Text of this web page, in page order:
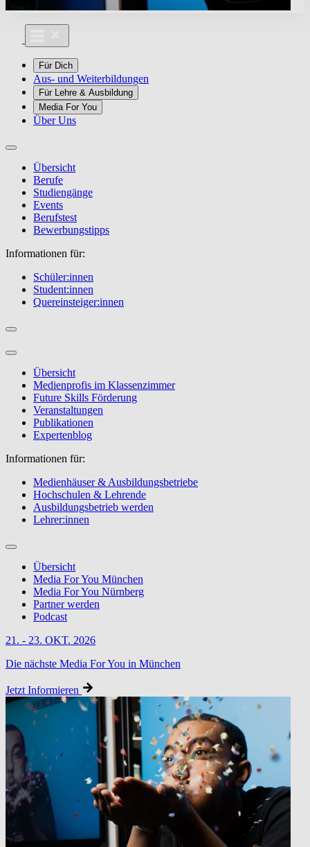
Für Dich
Aus- und Weiterbildungen
Für Lehre & Ausbildung
Media For You
Über Uns
Übersicht
Berufe
Studiengänge
Events
Berufstest
Bewerbungstipps
Informationen für:
Schüler:innen
Student:innen
Quereinsteiger:innen
Übersicht
Medienprofis im Klassenzimmer
Future Skills Förderung
Veranstaltungen
Publikationen
Expertenblog
Informationen für:
Medienhäuser & Ausbildungsbetriebe
Hochschulen & Lehrende
Ausbildungsbetrieb werden
Lehrer:innen
Übersicht
Media For You München
Media For You Nürnberg
Partner werden
Podcast
21. - 23. OKT. 2026
Die nächste Media For You in München
Jetzt Informieren